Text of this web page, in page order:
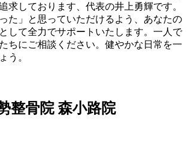
求しております、代表の井上勇輝です。
た」と思っていただけるよう、あなたの
して全力でサポートいたします。一人で
ちにご相談ください。健やかな日常を一
う。
整骨院 森小路院